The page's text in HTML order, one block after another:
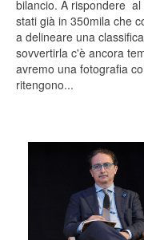
bilancio. A rispondere
stati già in 350mila che
a delineare una
sovvertirla c'è ancora
avremo una fotografia
ritengono...